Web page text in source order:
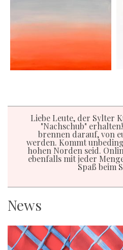
Liebe Leute, der Sylter
"Nachschub"
brennen darauf, von
werden. Kommt
hohen Norden seid.
ebenfalls mit jeder
Spaß beim
News